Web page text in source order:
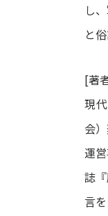
し
と
[著
現
会
運
誌
言